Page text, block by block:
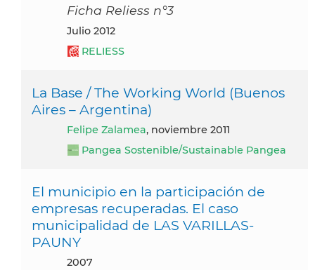
Ficha Reliess n°3
julio 2012
RELIESS
La Base / The Working World (Buenos
Aires – Argentina)
Felipe Zalamea, noviembre 2011
Pangea Sostenible/Sustainable Pangea
El municipio en la participación de
empresas recuperadas. El caso
municipalidad de LAS VARILLAS-
PAUNY
2007